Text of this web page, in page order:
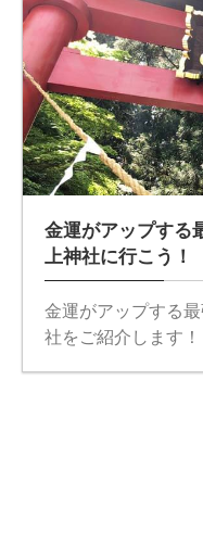
金運がアップする
上神社に行こう！
金運がアップする
社をご紹介します！